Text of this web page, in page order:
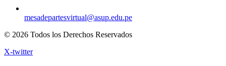
mesadepartesvirtual@asup.edu.pe
© 2026 Todos los Derechos Reservados
X-twitter